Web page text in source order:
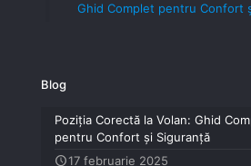
Ghid Complet pentru Confort
Blog
Poziția Corectă la Volan: Ghid
pentru Confort și Siguranță
17 februarie 2025